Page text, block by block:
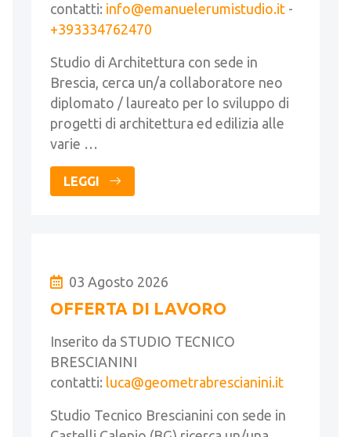
contatti: info@emanuelerumistudio.it -
+393334762470
Studio di Architettura con sede in
Brescia, cerca un/a collaboratore neo
diplomato / laureato per lo sviluppo di
progetti di architettura ed edilizia alle
varie …
LEGGI
03 Agosto 2026
OFFERTA DI LAVORO
Inserito da STUDIO TECNICO
BRESCIANINI
contatti: luca@geometrabrescianini.it
Studio Tecnico Brescianini con sede in